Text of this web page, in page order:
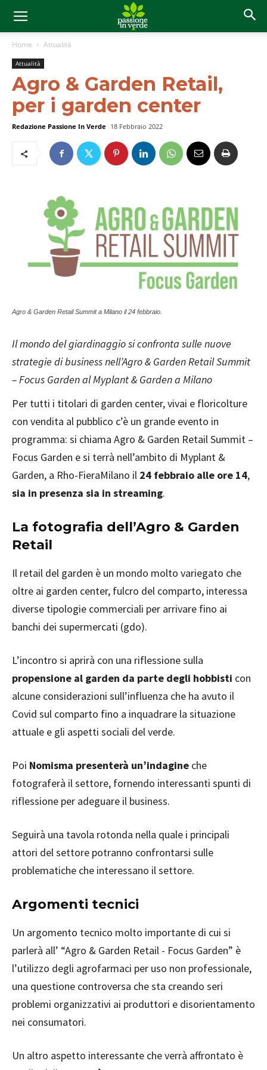
Home Attualità
Attualità
Agro & Garden Retail,
per i garden center
Redazione Passione In Verde 18 Febbraio 2022
Agro & Garden Retail Summit a Milano il 24 febbraio.
Il mondo del giardinaggio si confronta sulle nuove
strategie di business nell’Agro & Garden Retail Summit
– Focus Garden al Myplant & Garden a Milano
Per tutti i titolari di garden center, vivai e floricolture
con vendita al pubblico c’è un grande evento in
programma: si chiama Agro & Garden Retail Summit –
Focus Garden e si terrà nell’ambito di Myplant &
Garden, a Rho-FieraMilano il 24 febbraio alle ore 14,
sia in presenza sia in streaming.
La fotografia dell’Agro & Garden
Retail
Il retail del garden è un mondo molto variegato che
oltre ai garden center, fulcro del comparto, interessa
diverse tipologie commerciali per arrivare fino ai
banchi dei supermercati (gdo).
L’incontro si aprirà con una riflessione sulla
propensione al garden da parte degli hobbisti con
alcune considerazioni sull’influenza che ha avuto il
Covid sul comparto fino a inquadrare la situazione
attuale e gli aspetti sociali del verde.
Poi Nomisma presenterà un’indagine che
fotograferà il settore, fornendo interessanti spunti di
riflessione per adeguare il business.
Seguirà una tavola rotonda nella quale i principali
attori del settore potranno confrontarsi sulle
problematiche che interessano il settore.
Argomenti tecnici
Un argomento tecnico molto importante di cui si
parlerà all’ “Agro & Garden Retail - Focus Garden” è
l’utilizzo degli agrofarmaci per uso non professionale,
una questione controversa che sta creando seri
problemi organizzativi ai produttori e disorientamento
nei consumatori.
Un altro aspetto interessante che verrà affrontato è